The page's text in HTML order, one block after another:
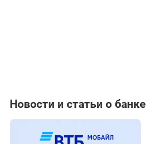
Новости и статьи о банке